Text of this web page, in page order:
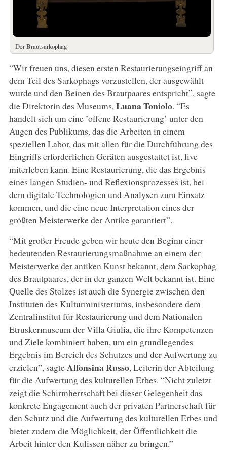
Der Brautsarkophag
“Wir freuen uns, diesen ersten Restaurierungseingriff an
dem Teil des Sarkophags vorzustellen, der ausgewählt
wurde und den Beinen des Brautpaares entspricht”, sagte
die Direktorin des Museums,Luana Toniolo. “Es
handelt sich um eine ’offene Restaurierung’ unter den
Augen des Publikums, das die Arbeiten in einem
speziellen Labor, das mit allen für die Durchführung des
Eingriffs erforderlichen Geräten ausgestattet ist, live
miterleben kann. Eine Restaurierung, die das Ergebnis
eines langen Studien- und Reflexionsprozesses ist, bei
dem digitale Technologien und Analysen zum Einsatz
kommen, und die eine neue Interpretation eines der
größten Meisterwerke der Antike garantiert”.
“Mit großer Freude geben wir heute den Beginn einer
bedeutenden Restaurierungsmaßnahme an einem der
Meisterwerke der antiken Kunst bekannt, dem Sarkophag
des Brautpaares, der in der ganzen Welt bekannt ist. Eine
Quelle des Stolzes ist auch die Synergie zwischen den
Instituten des Kulturministeriums, insbesondere dem
Zentralinstitut für Restaurierung und dem Nationalen
Etruskermuseum der Villa Giulia, die ihre Kompetenzen
und Ziele kombiniert haben, um ein grundlegendes
Ergebnis im Bereich des Schutzes und der Aufwertung zu
erzielen”, sagteAlfonsina Russo, Leiterin der Abteilung
für die Aufwertung des kulturellen Erbes. “Nicht zuletzt
zeigt die Schirmherrschaft bei dieser Gelegenheit das
konkrete Engagement auch der privaten Partnerschaft für
den Schutz und die Aufwertung des kulturellen Erbes und
bietet zudem die Möglichkeit, der Öffentlichkeit die
Arbeit hinter den Kulissen näher zu bringen.”